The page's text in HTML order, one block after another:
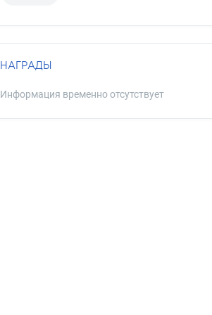
НАГРАДЫ
Информация временно отсутствует